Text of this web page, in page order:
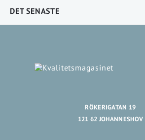
DET SENASTE
RÖKERIGATAN 19
121 62 JOHANNESHOV